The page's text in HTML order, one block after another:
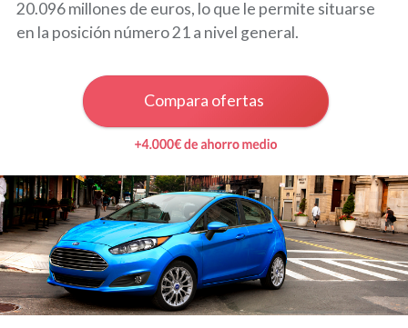
20.096 millones de euros, lo que le permite situarse
en la posición número 21 a nivel general.
Compara ofertas